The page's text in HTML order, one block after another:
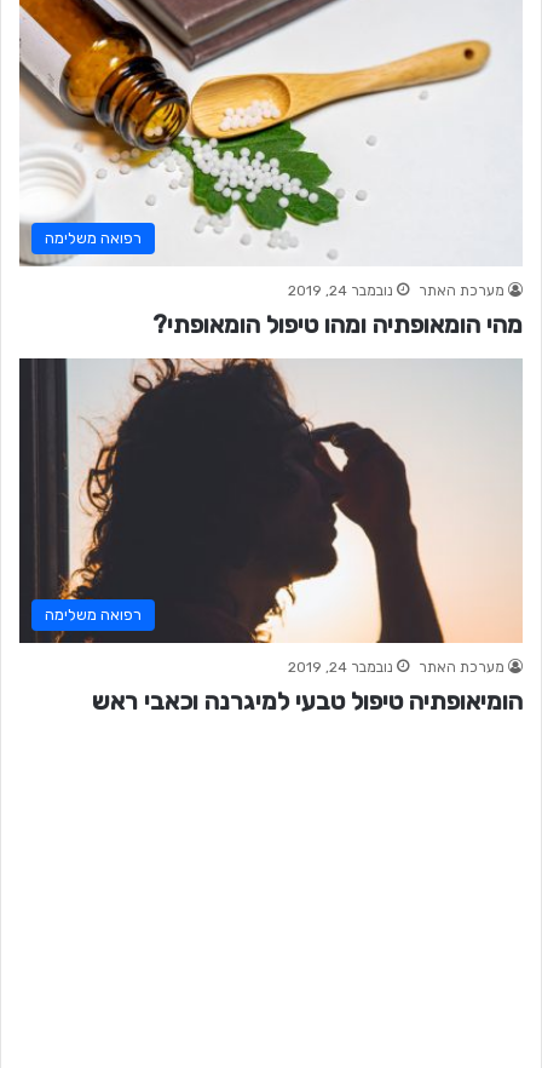
רפואה משלימה
מערכת האתר נובמבר 24, 2019
מהי הומאופתיה ומהו טיפול הומאופתי?
רפואה משלימה
מערכת האתר נובמבר 24, 2019
הומיאופתיה טיפול טבעי למיגרנה וכאבי ראש